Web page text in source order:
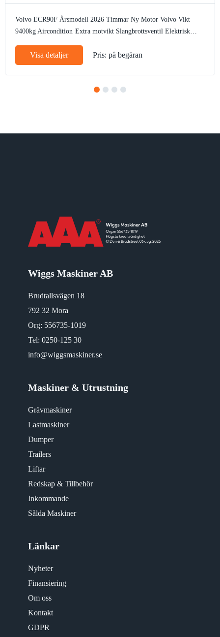
Volvo ECR90F Årsmodell 2026 Timmar Ny Motor Volvo Vikt
9400kg Aircondition Extra motvikt Slangbrottsventil Elektrisk
Visa detaljer Pris: på begäran
4
Wiggs Maskiner AB
Brudtallsvägen 18
792 32 Mora
Org: 556735-1019
Tel: 0250-125 30
info@wiggsmaskiner.se
Maskiner & Utrustning
Grävmaskiner
Lastmaskiner
Dumper
Trailers
Liftar
Redskap & Tillbehör
Inkommande
Sålda Maskiner
Länkar
Nyheter
Finansiering
Om oss
Kontakt
GDPR